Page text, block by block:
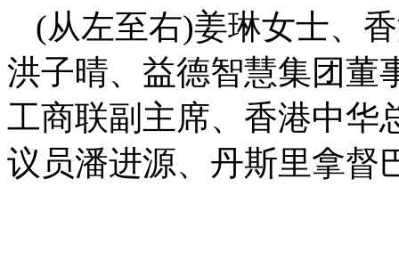
(从左至右)姜琳女士、
洪子晴、益德智慧集团董
工商联副主席、香港中华
议员潘进源、丹斯里拿督